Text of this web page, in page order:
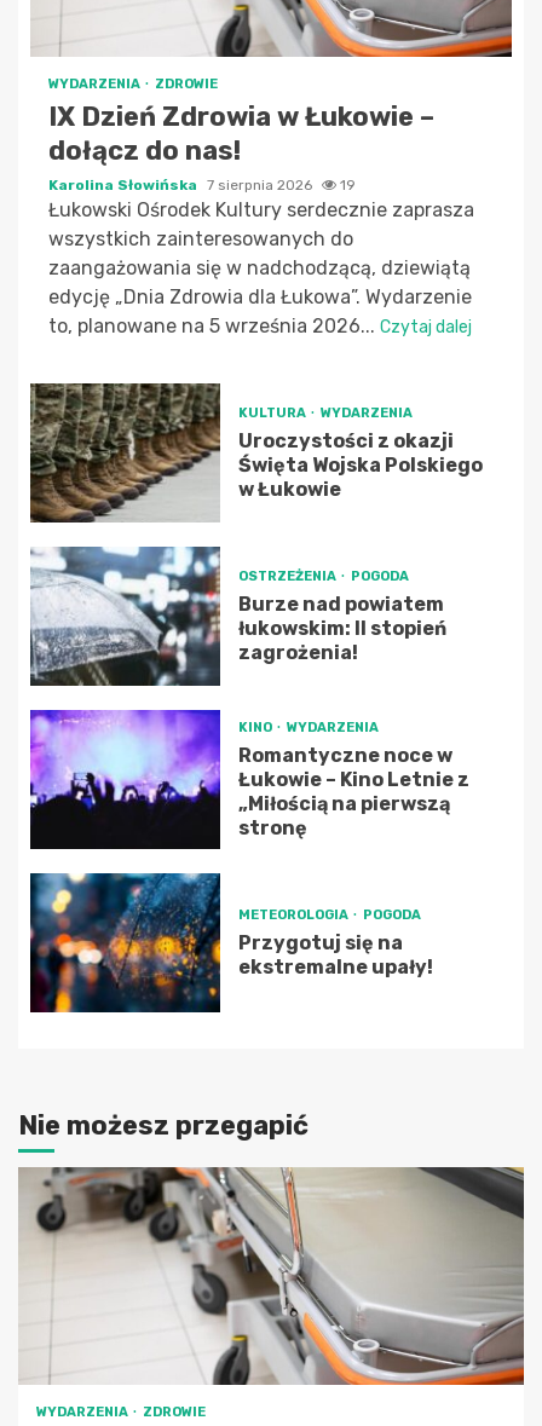
WYDARZENIA ZDROWIE
IX Dzień Zdrowia w Łukowie –
dołącz do nas!
Karolina Słowińska 7 sierpnia 2026 19
Łukowski Ośrodek Kultury serdecznie zaprasza
wszystkich zainteresowanych do
zaangażowania się w nadchodzącą, dziewiątą
edycję „Dnia Zdrowia dla Łukowa”. Wydarzenie
to, planowane na 5 września 2026... Czytaj dalej
KULTURA WYDARZENIA
Uroczystości z okazji
Święta Wojska Polskiego
w Łukowie
OSTRZEŻENIA POGODA
Burze nad powiatem
łukowskim: II stopień
zagrożenia!
KINO WYDARZENIA
Romantyczne noce w
Łukowie – Kino Letnie z
„Miłością na pierwszą
stronę
METEOROLOGIA POGODA
Przygotuj się na
ekstremalne upały!
Nie możesz przegapić
WYDARZENIA ZDROWIE